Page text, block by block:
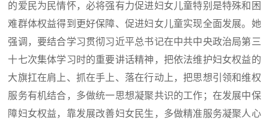
的爱民为民情怀，必将强有力促进妇女儿童特别是特殊和困
难群体权益得到更好保障、促进妇女儿童实现全面发展。她
强调，要结合学习贯彻习近平总书记在中共中央政治局第三
十七次集体学习时的重要讲话精神，把依法维护妇女权益的
大旗扛在肩上、抓在手上、落在行动上，把思想引领和维权
服务有机结合，多做统一思想凝聚共识的工作；在发展中保
障妇女权益，靠发展改善妇女民生，多做精准服务凝聚人心